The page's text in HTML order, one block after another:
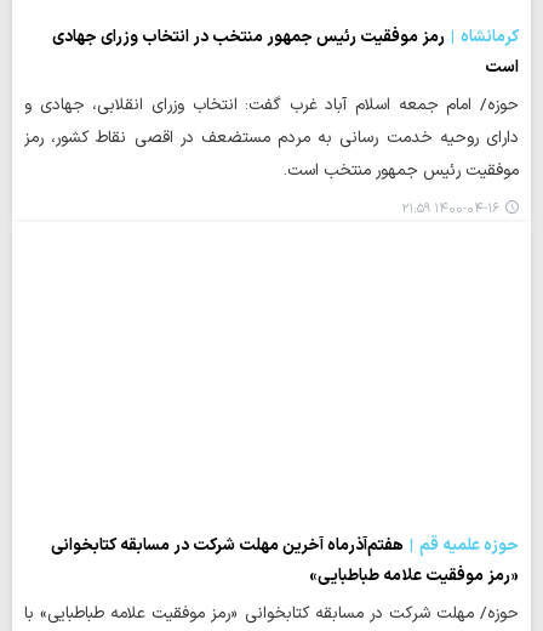
کرمانشاه
رمز موفقیت رئیس جمهور منتخب در انتخاب وزرای جهادی
است
حوزه/ امام جمعه اسلام آباد غرب گفت: انتخاب وزرای انقلابی، جهادی و
دارای روحیه خدمت رسانی به مردم مستضعف در اقصی نقاط کشور، رمز
موفقیت رئیس جمهور منتخب است.
۱۴۰۰-۰۴-۱۶ ۲۱:۵۹
حوزه علمیه قم
هفتم‌آذرماه آخرین مهلت شرکت در مسابقه کتابخوانی
«رمز موفقیت علامه طباطبایی»
حوزه/ مهلت شرکت در مسابقه کتابخوانی «رمز موفقیت علامه طباطبایی» با